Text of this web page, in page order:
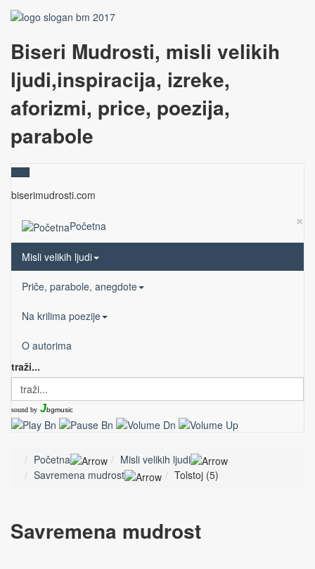
Biseri Mudrosti, misli velikih
ljudi,inspiracija, izreke,
aforizmi, price, poezija,
parabole
biserimudrosti.com
×
Početna
Misli velikih ljudi
Priče, parabole, anegdote
Na krilima poezije
O autorima
traži...
sound by Jbgmusic
Početna
Misli velikih ljudi
Savremena mudrost
Tolstoj (5)
Savremena mudrost